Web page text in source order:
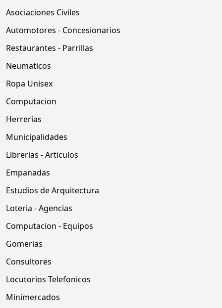
Asociaciones Civiles
Automotores - Concesionarios
Restaurantes - Parrillas
Neumaticos
Ropa Unisex
Computacion
Herrerias
Municipalidades
Librerias - Articulos
Empanadas
Estudios de Arquitectura
Loteria - Agencias
Computacion - Equipos
Gomerias
Consultores
Locutorios Telefonicos
Minimercados